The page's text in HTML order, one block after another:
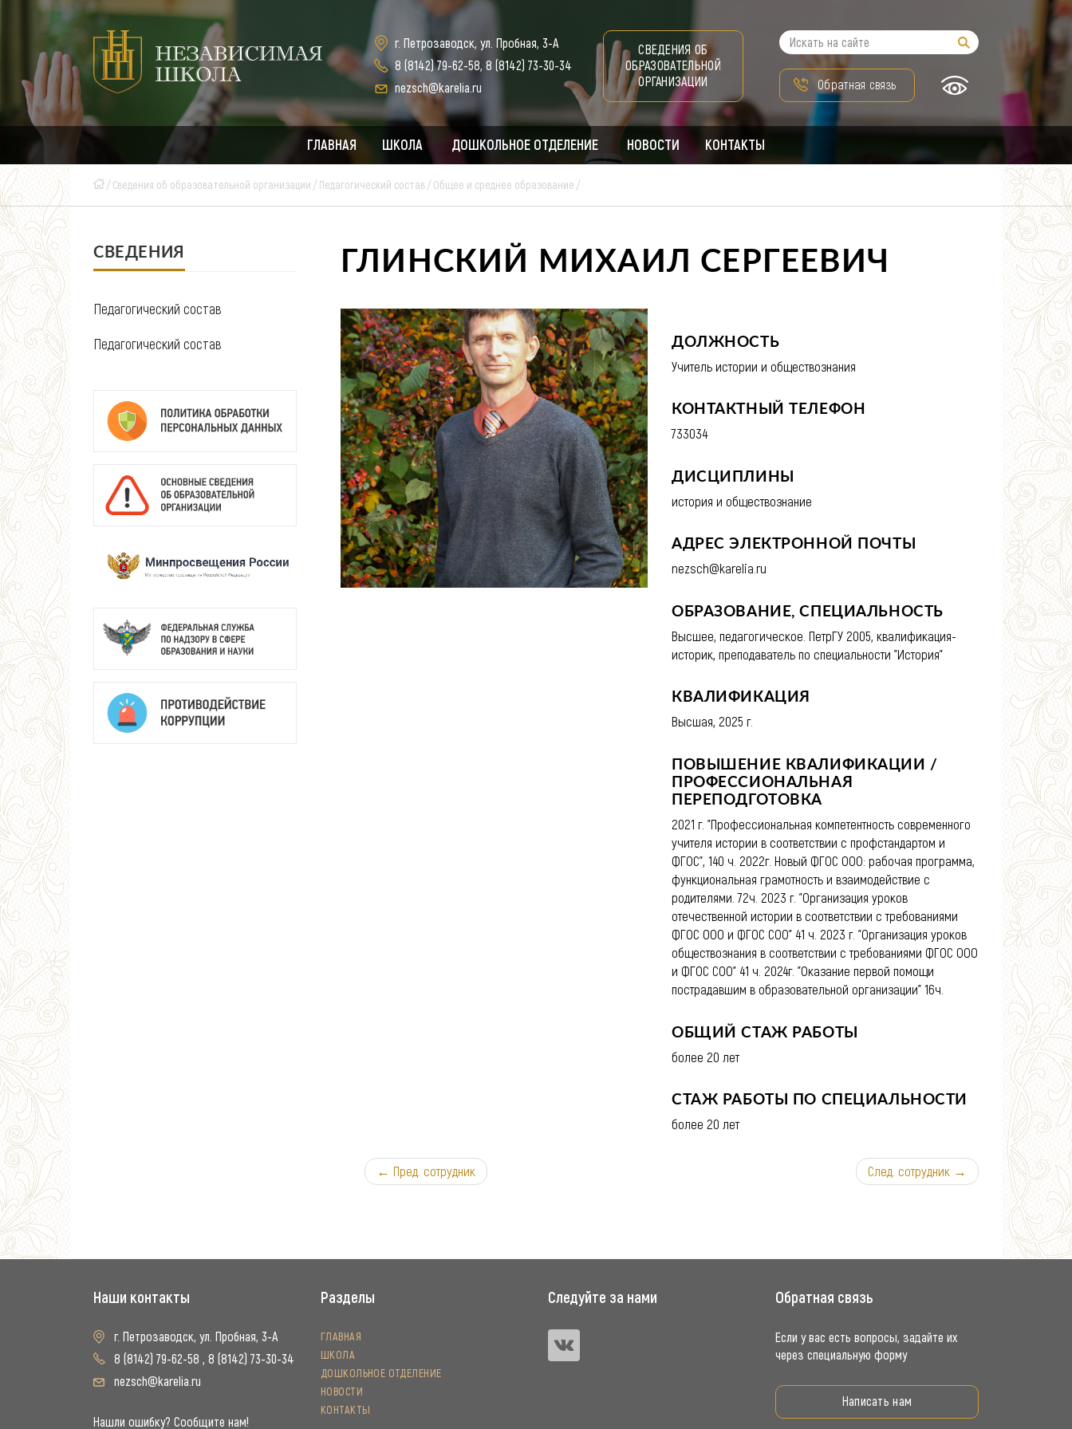
г. Петрозаводск, ул. Пробная, 3-А
8 (8142) 79-62-58, 8 (8142) 73-30-34
nezsch@karelia.ru
СВЕДЕНИЯ ОБ
ОБРАЗОВАТЕЛЬНОЙ
ОРГАНИЗАЦИИ
Обратная связь
ГЛАВНАЯ ШКОЛА ДОШКОЛЬНОЕ ОТДЕЛЕНИЕ НОВОСТИ КОНТАКТЫ
Сведения об образовательной организации Педагогический состав Общее и среднее образование
СВЕДЕНИЯ
Педагогический состав
Педагогический состав
ГЛИНСКИЙ МИХАИЛ СЕРГЕЕВИЧ
ДОЛЖНОСТЬ
Учитель истории и обществознания
КОНТАКТНЫЙ ТЕЛЕФОН
733034
ДИСЦИПЛИНЫ
история и обществознание
АДРЕС ЭЛЕКТРОННОЙ ПОЧТЫ
nezsch@karelia.ru
ОБРАЗОВАНИЕ, СПЕЦИАЛЬНОСТЬ
Высшее, педагогическое. ПетрГУ 2005, квалификация-
историк, преподаватель по специальности "История"
КВАЛИФИКАЦИЯ
Высшая, 2025 г.
ПОВЫШЕНИЕ КВАЛИФИКАЦИИ /
ПРОФЕССИОНАЛЬНАЯ
ПЕРЕПОДГОТОВКА
2021 г. "Профессиональная компетентность современного
учителя истории в соответствии с профстандартом и
ФГОС", 140 ч. 2022г. Новый ФГОС ООО: рабочая программа,
функциональная грамотность и взаимодействие с
родителями. 72ч. 2023 г. "Организация уроков
отечественной истории в соответствии с требованиями
ФГОС ООО и ФГОС СОО" 41 ч. 2023 г. "Организация уроков
обществознания в соответствии с требованиями ФГОС ООО
и ФГОС СОО" 41 ч. 2024г. "Оказание первой помощи
пострадавшим в образовательной организации" 16ч.
ОБЩИЙ СТАЖ РАБОТЫ
более 20 лет
CТАЖ РАБОТЫ ПО СПЕЦИАЛЬНОСТИ
более 20 лет
← Пред. сотрудник След. сотрудник →
Наши контакты
г. Петрозаводск, ул. Пробная, 3-А
8 (8142) 79-62-58 , 8 (8142) 73-30-34
nezsch@karelia.ru
Нашли ошибку? Сообщите нам!
Разделы
ГЛАВНАЯ
ШКОЛА
ДОШКОЛЬНОЕ ОТДЕЛЕНИЕ
НОВОСТИ
КОНТАКТЫ
Следуйте за нами Обратная связь
Если у вас есть вопросы, задайте их
через специальную форму
Написать нам